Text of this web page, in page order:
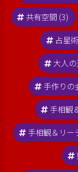
共有空間 (3)
占星
大人
手作りの
手相観
手相観＆リー